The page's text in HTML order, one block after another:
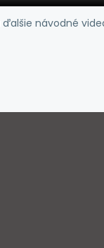
ďalšie návodné